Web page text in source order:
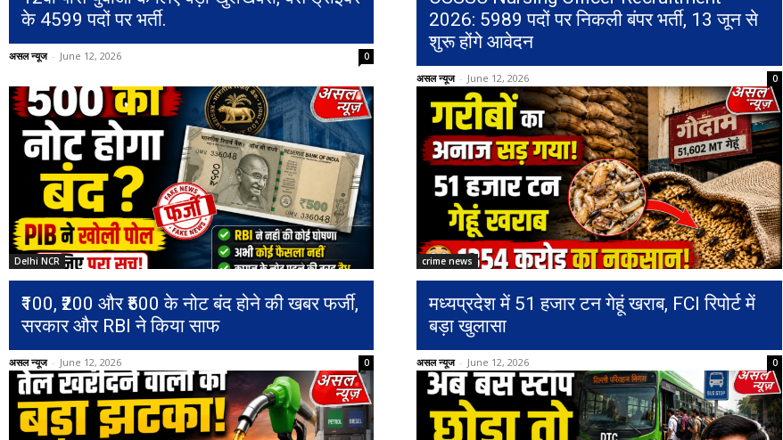
के 4599 पदों पर भर्ती.
असल न्यूज - June 12, 2026 0
2026: 5989 पदों पर निकली बंपर भर्ती, 13 जून से
शुरू होंगे आवेदन
असल न्यूज - June 12, 2026 0
Delhi NCR
₹100, ₹200 और ₹500 के नोट बंद होने की खबर फर्जी,
सरकार और RBI ने किया साफ
असल न्यूज - June 12, 2026 0
crime news
मध्यप्रदेश में 51 हजार टन गेहूं खराब, FCI रिपोर्ट में
बड़ा खुलासा
असल न्यूज - June 12, 2026 0